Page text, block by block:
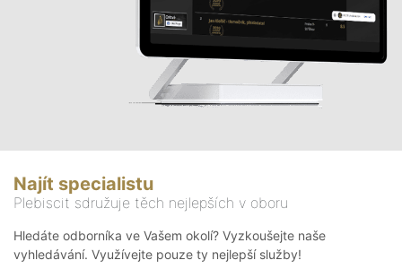
Najít specialistu
Plebiscit sdružuje těch nejlepších v oboru
Hledáte odborníka ve Vašem okolí? Vyzkoušejte naše
vyhledávání. Využívejte pouze ty nejlepší služby!